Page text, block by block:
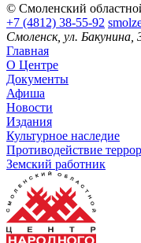
© Смоленский
+7 (4812) 38-55-92
Смоленск, ул. Бакунина,
Главная
О Центре
Документы
Афиша
Новости
Издания
Культурное наследие
Противодействие
Земский работник